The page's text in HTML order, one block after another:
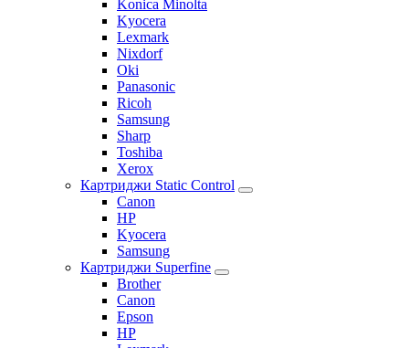
Konica Minolta
Kyocera
Lexmark
Nixdorf
Oki
Panasonic
Ricoh
Samsung
Sharp
Toshiba
Xerox
Картриджи Static Control
Canon
HP
Kyocera
Samsung
Картриджи Superfine
Brother
Canon
Epson
HP